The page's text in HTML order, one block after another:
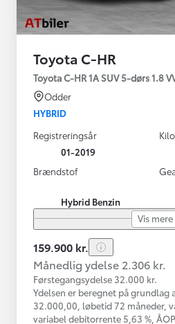
Toyota C-HR
Toyota C-HR 1A SUV 5-dørs 1.8
Odder
HYBRID
Registreringsår
01-2019
Brændstof
Hybrid Benzin
Vis mere
159.900 kr.
Månedlig ydelse 2.306 kr.
Førstegangsydelse 32.000 kr.
Ydelsen er beregnet på grundlag
32.000,00, løbetid 72 måneder,
variabel debitorrente 5,63 %,